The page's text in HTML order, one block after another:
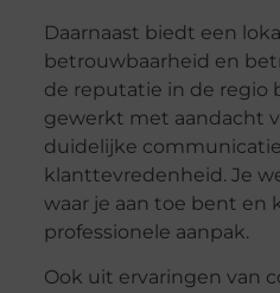
Daarnaast biedt een
betrouwbaarheid en
de reputatie in de regio
gewerkt met aandacht
duidelijke
klanttevredenheid. Je
waar je aan toe bent en
professionele aanpak.
Ook uit ervaringen van